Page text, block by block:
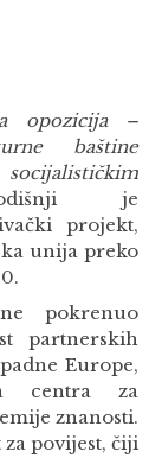
opozicija –
baštine
je
projekt,
unija preko
pokrenuo
partnerskih
Europe,
centra za
znanosti.
povijest, čiji